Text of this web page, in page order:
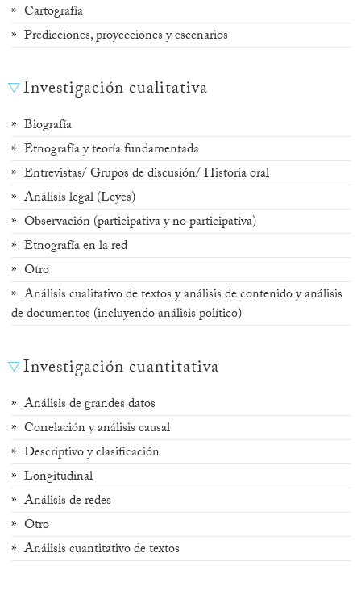
Cartografía
Predicciones, proyecciones y escenarios
Investigación cualitativa
Biografía
Etnografía y teoría fundamentada
Entrevistas/ Grupos de discusión/ Historia oral
Análisis legal (Leyes)
Observación (participativa y no participativa)
Etnografía en la red
Otro
Análisis cualitativo de textos y análisis de contenido y análisis
de documentos (incluyendo análisis político)
Investigación cuantitativa
Análisis de grandes datos
Correlación y análisis causal
Descriptivo y clasificación
Longitudinal
Análisis de redes
Otro
Análisis cuantitativo de textos